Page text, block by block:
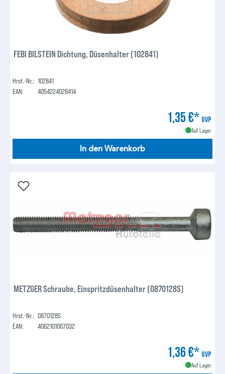
FEBI BILSTEIN Dichtung, Düsenhalter (102841)
Hrst.-Nr.: 102841
EAN:
4054224028414
1,35 €* UVP
Auf Lager
In den Warenkorb
METZGER Schraube, Einspritzdüsenhalter (0870128S)
Hrst.-Nr.: 0870128S
EAN:
4062101007032
1,36 €* UVP
Auf Lager